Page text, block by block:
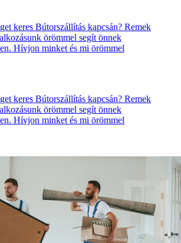
keres Bútorszállítás kapcsán? Remek
örömmel segít önnek
Hívjon minket és mi örömmel
keres Bútorszállítás kapcsán? Remek
örömmel segít önnek
Hívjon minket és mi örömmel